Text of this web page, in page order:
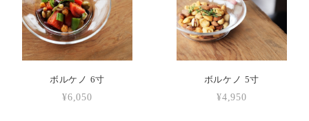
ボルケノ 6寸
¥6,050
ボルケノ 5寸
¥4,950